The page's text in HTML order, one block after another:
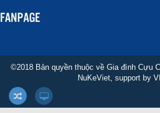
FANPAGE
©2018 Bản quyền thuộc về Gia đình Cựu
NuKeViet , support by